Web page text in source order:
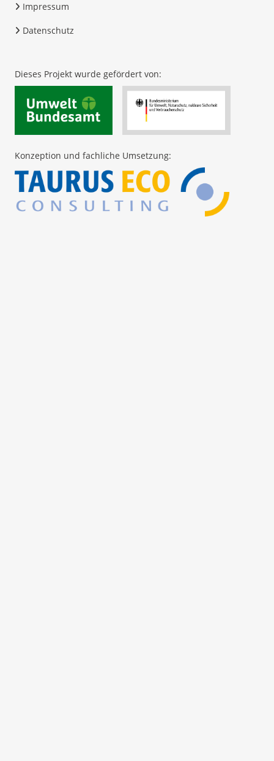
Impressum
Datenschutz
Dieses Projekt wurde gefördert von:
Konzeption und fachliche Umsetzung: